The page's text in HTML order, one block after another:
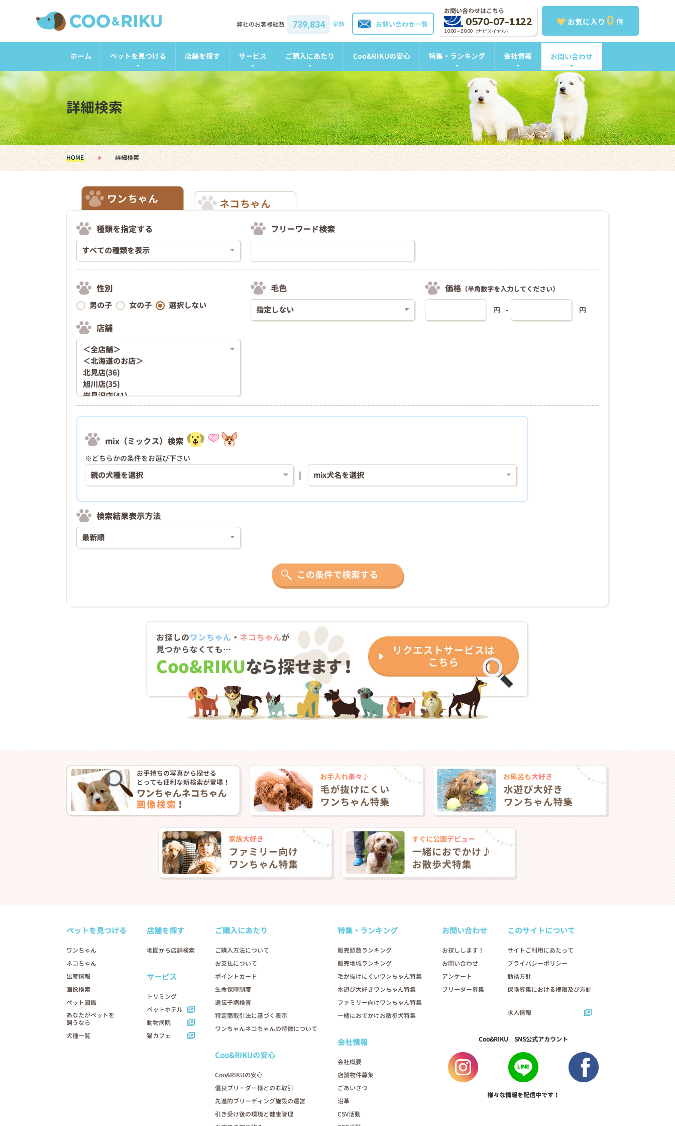
お気に入り 0 件
お問い合わせはこちら
0570-07-1122
10:00～20:00（ナビダイヤル）
お問い合わせ一覧
弊社のお客様総数 739,834 家族
ホーム ペットを見つける 店舗を探す サービス ご購入にあたり Coo&RIKUの安心 特集・ランキング 会社情報 お問い合わせ
詳細検索
HOME 詳細検索
ワンちゃん ネコちゃん
種類を指定する フリーワード検索
性別
男の子 女の子 選択しない
店舗
毛色 価格 （半角数字を入力してください）
円 円
mix（ミックス）検索
※どちらかの条件をお選び下さい
検索結果表示方法
この条件で検索する
ペットを見つける
ワンちゃん
ネコちゃん
出産情報
画像検索
ペット図鑑
あなたがペットを
飼うなら
犬種一覧
店舗を探す
地図から店舗検索
サービス
トリミング
ペットホテル
動物病院
猫カフェ
ご購入にあたり
ご購入方法について
お支払について
ポイントカード
生命保障制度
遺伝子病検査
特定商取引法に基づく表示
ワンちゃんネコちゃんの特徴について
Coo&RIKUの安心
Coo&RIKUの安心
優良ブリーダー様とのお取引
先進的ブリーディング施設の運営
引き受け後の環境と健康管理
特集・ランキング
販売頭数ランキング
販売地域ランキング
毛が抜けにくいワンちゃん特集
水遊び大好きワンちゃん特集
ファミリー向けワンちゃん特集
一緒におでかけお散歩犬特集
会社情報
会社概要
店舗物件募集
ごあいさつ
沿革
CSV活動
お問い合わせ
お探しします！
お問い合わせ
アンケート
ブリーダー募集
このサイトについて
サイトご利用にあたって
プライバシーポリシー
勧誘方針
保険募集における権限及び方針
求人情報
Coo&RIKU SNS公式アカウント
様々な情報を配信中です！